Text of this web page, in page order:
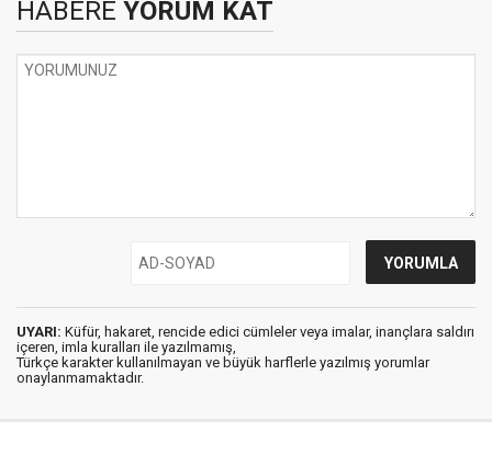
HABERE YORUM KAT
UYARI: Küfür, hakaret, rencide edici cümleler veya imalar, inançlara saldırı
içeren, imla kuralları ile yazılmamış,
Türkçe karakter kullanılmayan ve büyük harflerle yazılmış yorumlar
onaylanmamaktadır.